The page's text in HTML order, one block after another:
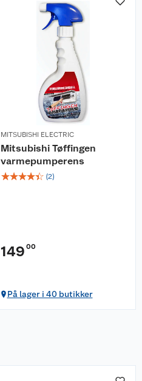
MITSUBISHI ELECTRIC
Mitsubishi Tøffingen
varmepumperens
☆☆☆☆☆ (2)
149 00
På lager i 40 butikker